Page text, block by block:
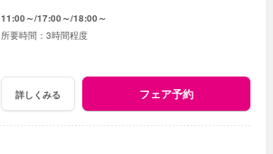
11:00～ 17:00～ 18:00～
3時間程度
詳しくみる フェア予約